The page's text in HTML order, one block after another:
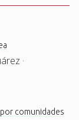
·
comunidades